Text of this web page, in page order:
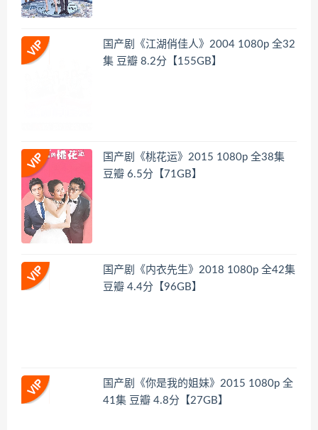
国产剧《江湖俏佳人》2004 1080p 全32
集 豆瓣 8.2分【155GB】
国产剧《桃花运》2015 1080p 全38集
豆瓣 6.5分【71GB】
国产剧《内衣先生》2018 1080p 全42集
豆瓣 4.4分【96GB】
国产剧《你是我的姐妹》2015 1080p 全
41集 豆瓣 4.8分【27GB】